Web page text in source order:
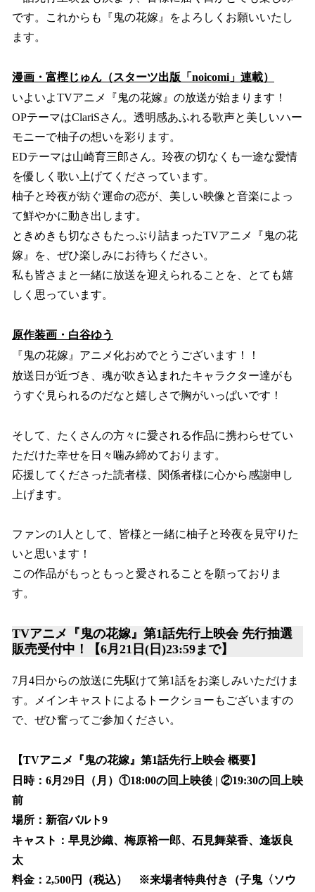
です。これからも『鬼の花嫁』をよろしくお願いいたし
ます。
漫画・富樫じゅん（スターツ出版「noicomi」連載）
いよいよTVアニメ『鬼の花嫁』の放送が始まります！
OPテーマはClariSさん。透明感あふれる歌声と美しいハー
モニーで柚子の想いを彩ります。
EDテーマは山崎育三郎さん。玲夜の切なくも一途な愛情
を優しく歌い上げてくださっています。
柚子と玲夜が紡ぐ運命の恋が、美しい映像と音楽によっ
て鮮やかに動き出します。
ときめきも切なさもたっぷり詰まったTVアニメ『鬼の花
嫁』を、ぜひ楽しみにお待ちください。
私も皆さまと一緒に放送を迎えられることを、とても嬉
しく思っています。
原作装画・白谷ゆう
『鬼の花嫁』アニメ化おめでとうございます！！
放送日が近づき、魂が吹き込まれたキャラクター達がも
うすぐ見られるのだなと嬉しさで胸がいっぱいです！
そして、たくさんの方々に愛される作品に携わらせてい
ただけた幸せを日々噛み締めております。
応援してくださった読者様、関係者様に心から感謝申し
上げます。
ファンの1人として、皆様と一緒に柚子と玲夜を見守りた
いと思います！
この作品がもっともっと愛されることを願っておりま
す。
TVアニメ『鬼の花嫁』第1話先行上映会 先行抽選
販売受付中！【6月21日(日)23:59まで】
7月4日からの放送に先駆けて第1話をお楽しみいただけま
す。メインキャストによるトークショーもございますの
で、ぜひ奮ってご参加ください。
【TVアニメ『鬼の花嫁』第1話先行上映会 概要】
日時：6月29日（月）①18:00の回上映後 | ②19:30の回上映
前
場所：新宿バルト9
キャスト：早見沙織、梅原裕一郎、石見舞菜香、逢坂良
太
料金：2,500円（税込） ※来場者特典付き（子鬼〈ソウ